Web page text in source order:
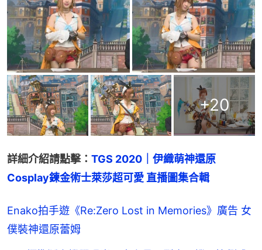
+20
詳細介紹請點擊： TGS 2020｜伊織萌神還原
Cosplay鍊金術士萊莎超可愛 直播圖集合輯
Enako拍手遊《Re:Zero Lost in Memories》廣告 女
僕裝神還原蕾姆